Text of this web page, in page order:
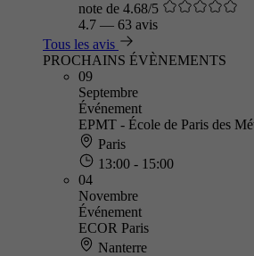
note de 4.68/5
4.7 — 63 avis
Tous les avis
PROCHAINS ÉVÈNEMENTS
09
Septembre
Événement
EPMT - École de Paris des
Paris
13:00 - 15:00
04
Novembre
Événement
ECOR Paris
Nanterre